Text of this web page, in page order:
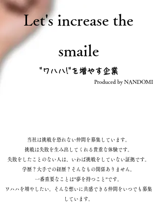
Let's increase the
smaile
​"ワハハ!"を増やす企業
Produced by NANDOMI
当社は挑戦を恐れない仲間を募集しています。
挑戦は失敗を生み出してくれる貴重な体験です。
失敗をしたことのない人は、いわば挑戦をしていない証拠です。
学歴？大手での経歴？そんなもの関係ありません。
一番重要なことは”夢を持つこと”です。
ワハハを増やしたい。そんな想いに共感できる仲間をいつでも募集
しています。